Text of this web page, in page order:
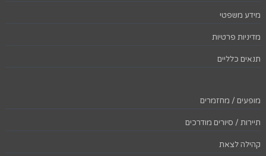
מידע משפטי
מדיניות פרטיות
תנאים כלליים
מופעים / מחזמרים
תיירות / סיורים מודרכים
קהילה לצאת